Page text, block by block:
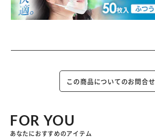
この商品についてのお問合せ
FOR YOU
あなたにおすすめのアイテム